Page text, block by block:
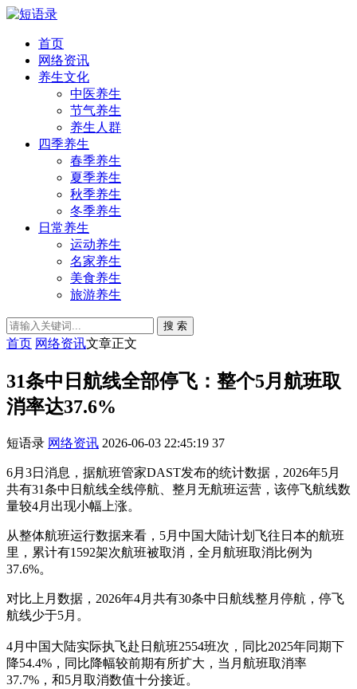
首页
网络资讯
养生文化
中医养生
节气养生
养生人群
四季养生
春季养生
夏季养生
秋季养生
冬季养生
日常养生
运动养生
名家养生
美食养生
旅游养生
搜 索
首页 网络资讯文章正文
31条中日航线全部停飞：整个5月航班取
消率达37.6%
短语录 网络资讯 2026-06-03 22:45:19 37
6月3日消息，据航班管家DAST发布的统计数据，2026年5月
共有31条中日航线全线停航、整月无航班运营，该停飞航线数
量较4月出现小幅上涨。
从整体航班运行数据来看，5月中国大陆计划飞往日本的航班
里，累计有1592架次航班被取消，全月航班取消比例为
37.6%。
对比上月数据，2026年4月共有30条中日航线整月停航，停飞
航线少于5月。
4月中国大陆实际执飞赴日航班2554班次，同比2025年同期下
降54.4%，同比降幅较前期有所扩大，当月航班取消率
37.7%，和5月取消数值十分接近。